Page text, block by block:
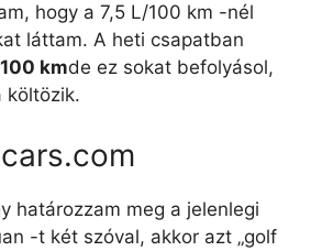
hogy a 7,5 L/100 km -nél
láttam. A heti csapatban
kmde ez sokat befolyásol,
költözik.
határozzam meg a jelenlegi
-t két szóval, akkor azt „golf